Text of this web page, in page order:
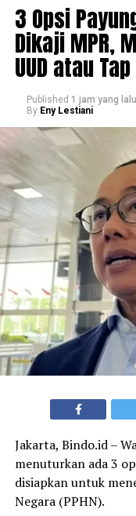
3 Opsi
Dikaji MPR,
UUD atau
Published 1 jam yang lalu
By Eny Lestiani
Jakarta, Bindo.id –
menuturkan ada 3
disiapkan untuk
Negara (PPHN).